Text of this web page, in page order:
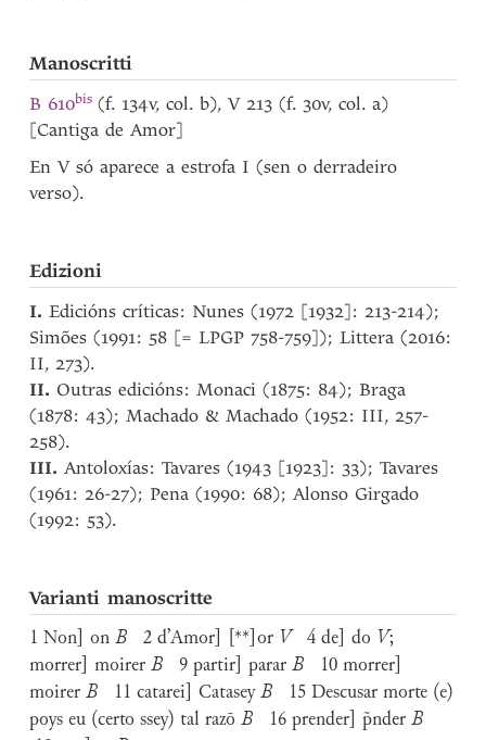
Manoscritti
B 610bis (f. 134v, col. b), V 213 (f. 30v, col. a)
[Cantiga de Amor]
En V só aparece a estrofa I (sen o derradeiro
verso).
Edizioni
I.Edicións críticas: Nunes (1972 [1932]: 213-214);
Simões (1991: 58 [= LPGP 758-759]); Littera (2016:
II, 273).
II. Outras edicións: Monaci (1875: 84); Braga
(1878: 43); Machado & Machado (1952: III, 257-
258).
III. Antoloxías: Tavares (1943 [1923]: 33); Tavares
(1961: 26-27); Pena (1990: 68); Alonso Girgado
(1992: 53).
Varianti manoscritte
1 Non] onB 2 d’Amor] [**]or V 4 de] do V;
morrer] moirerB 9 partir] pararB 10 morrer]
moirerB 11 catarei] CataseyB 15 Descusar morte (e)
poys eu (certo ssey) tal razōB 16 prender] p̃nderB